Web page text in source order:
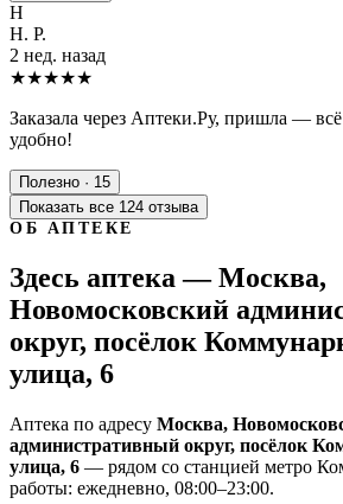
Н
Н. Р.
2 нед. назад
★★★★★
Заказала через Аптеки.Ру, пришла —
удобно!
Полезно · 15
Показать все 124 отзыва
ОБ АПТЕКЕ
Здесь аптека — Москва,
Новомосковский
округ, посёлок
улица, 6
Аптека по адресу Москва,
административный округ, посёлок
улица, 6 — рядом со станцией метро
работы: ежедневно, 08:00–23:00.